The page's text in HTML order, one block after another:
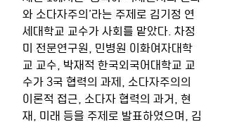
와 소다자주의’라는 주제로 김기정 연
세대학교 교수가 사회를 맡았다. 차정
미 전문연구원, 민병원 이화여자대학
교 교수, 박재적 한국외국어대학교 교
수가 3국 협력의 과제, 소다자주의의
이론적 접근, 소다자 협력의 과거, 현
재, 미래 등을 주제로 발표하였으며, 김